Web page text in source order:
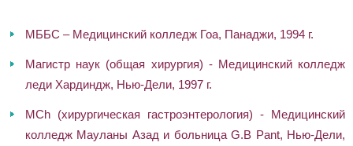
МББС – Медицинский колледж Гоа, Панаджи, 1994 г.
Магистр наук (общая хирургия) - Медицинский колледж
леди Хардиндж, Нью-Дели, 1997 г.
MCh (хирургическая гастроэнтерология) - Медицинский
колледж Мауланы Азад и больница G.B Pant, Нью-Дели,